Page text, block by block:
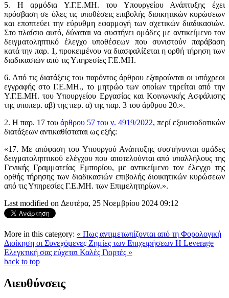
5. Η αρμόδια Υ.Γ.Ε.ΜΗ. του Υπουργείου Ανάπτυξης έχει
πρόσβαση σε όλες τις υποθέσεις επιβολής διοικητικών κυρώσεων
και εποπτεύει την εύρυθμη εφαρμογή των σχετικών διαδικασιών.
Στο πλαίσιο αυτό, δύναται να συστήνει ομάδες με αντικείμενο τον
δειγματοληπτικό έλεγχο υποθέσεων που συνιστούν παράβαση
κατά την παρ. 1, προκειμένου να διασφαλίζεται η ορθή τήρηση των
διαδικασιών από τις Υπηρεσίες Γ.Ε.ΜΗ.
6. Από τις διατάξεις του παρόντος άρθρου εξαιρούνται οι υπόχρεοι
εγγραφής στο Γ.Ε.ΜΗ., το μητρώο των οποίων τηρείται από την
Υ.Γ.Ε.ΜΗ. του Υπουργείου Εργασίας και Κοινωνικής Ασφάλισης
της υποπερ. αβ) της περ. α) της παρ. 3 του άρθρου 20.».
2. Η παρ. 17 του άρθρου 57 του ν. 4919/2022, περί εξουσιοδοτικών
διατάξεων αντικαθίσταται ως εξής:
«17. Με απόφαση του Υπουργού Ανάπτυξης συστήνονται ομάδες
δειγματοληπτικού ελέγχου που αποτελούνται από υπαλλήλους της
Γενικής Γραμματείας Εμπορίου, με αντικείμενο τον έλεγχο της
ορθής τήρησης των διαδικασιών επιβολής διοικητικών κυρώσεων
από τις Υπηρεσίες Γ.Ε.ΜΗ. των Επιμελητηρίων.».
Last modified on Δευτέρα, 25 Νοεμβρίου 2024 09:12
More in this category: « Πως αντιμετωπίζονται από τη Φορολογική
Διοίκηση οι Συνεχόμενες Ζημίες των Επιχειρήσεων Η Leverage
Ελεγκτική σας εύχεται Καλές Γιορτές »
back to top
Διευθύνσεις